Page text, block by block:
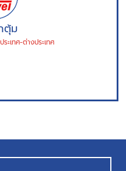
ม
ะเทศ-ต่างประเทศ